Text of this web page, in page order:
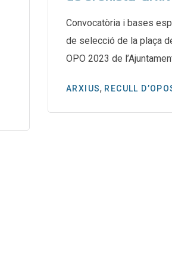
Convocatòria i bases
de selecció de la plaça
OPO 2023 de
ARXIUS, RECULL